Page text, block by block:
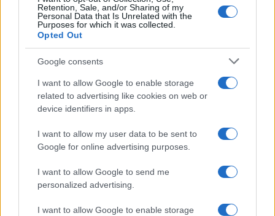
Retention, Sale, and/or Sharing of my
Personal Data that Is Unrelated with the
Purposes for which it was collected.
Opted Out
Google consents
I want to allow Google to enable storage
related to advertising like cookies on web or
device identifiers in apps.
I want to allow my user data to be sent to
Google for online advertising purposes.
I want to allow Google to send me
personalized advertising.
I want to allow Google to enable storage
Pieve Comics 2026: tutto ciò che devi sapere
sull’evento nerd di Perugia
Andrea Conforti · 6 Ago 2026
NERD NEWS